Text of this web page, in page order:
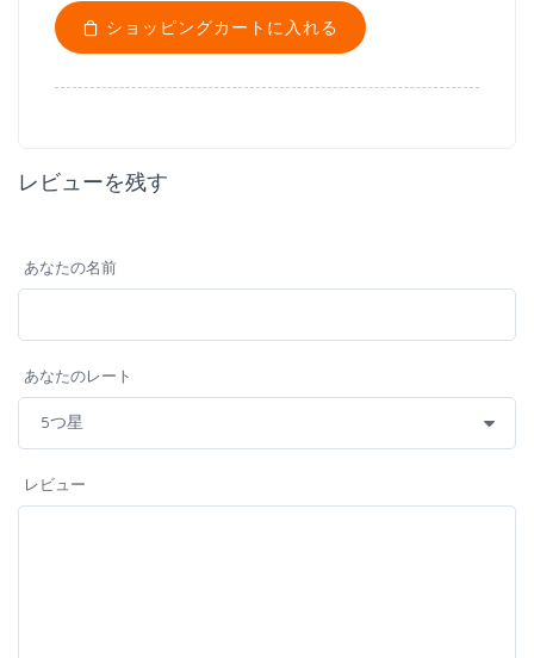
ショッピングカートに入れる
レビューを残す
あなたの名前
あなたのレート
レビュー